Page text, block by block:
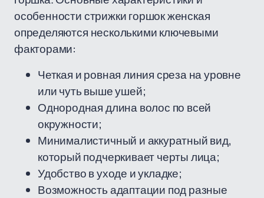
особенности стрижки горшок женская
определяются несколькими ключевыми
факторами:
Четкая и ровная линия среза на уровне
или чуть выше ушей;
Однородная длина волос по всей
окружности;
Минималистичный и аккуратный вид,
который подчеркивает черты лица;
Удобство в уходе и укладке;
Возможность адаптации под разные